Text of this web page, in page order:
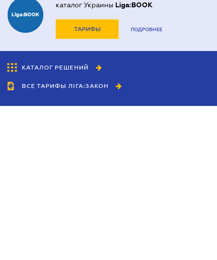
каталог Украины Liga:BOOK
ТАРИФЫ ПОДРОБНЕЕ
КАТАЛОГ РЕШЕНИЙ
ВСЕ ТАРИФЫ ЛІГА:ЗАКОН